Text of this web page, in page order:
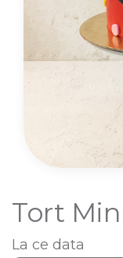
Tort
La ce data